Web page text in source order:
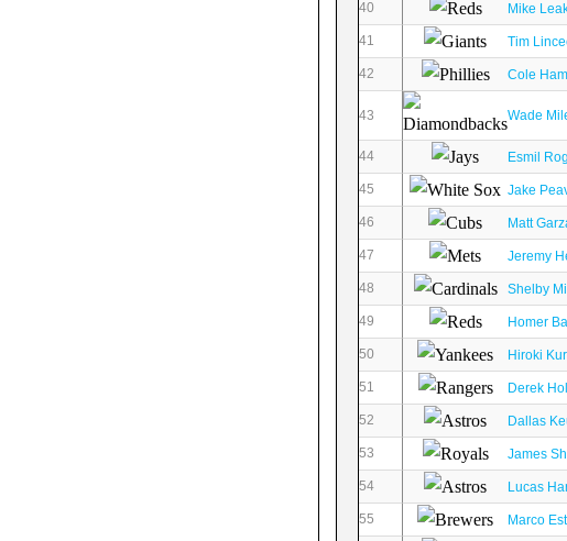
40 Mike
41 Tim
42 Cole
43 Wade
44 Esmil
45 Jake
46 Matt
47 Jeremy
48 Shelby
49 Homer
50 Hiroki
51 Derek
52 Dallas
53 James
54 Lucas
55 Marco